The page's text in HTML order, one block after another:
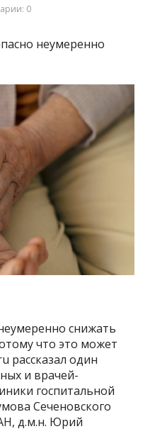
0
неумеренно
снижать
что это может
рассказал один
и врачей-
госпитальной
Сеченовского
д.м.н. Юрий